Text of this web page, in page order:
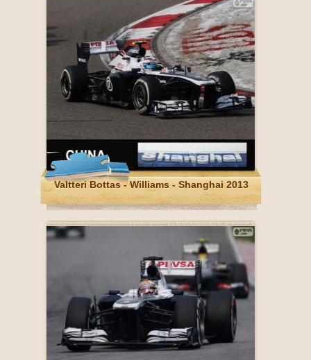
Valtteri Bottas - Williams - Shanghai 2013